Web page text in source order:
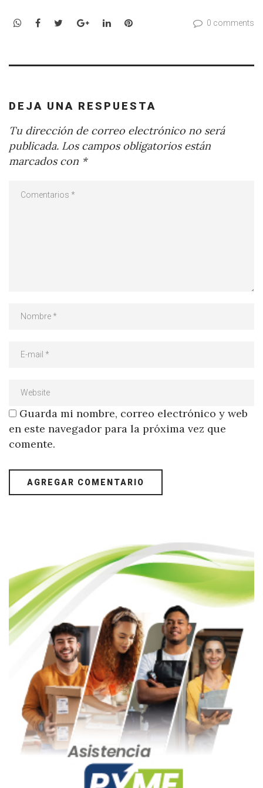
WhatsApp
Facebook
TwitterGoogle+LinkedInPinterest 0 comments
DEJA UNA RESPUESTA
Tu dirección de correo electrónico no será
publicada. Los campos obligatorios están
marcados con *
Guarda mi nombre, correo electrónico y web
en este navegador para la próxima vez que
comente.